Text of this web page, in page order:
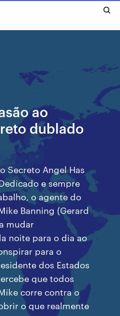
ao
dublado
Secreto Angel Has
e sempre
o agente do
Banning (Gerard
mudar
noite para o dia ao
para o
dos Estados
que todos
corre contra o
o que realmente